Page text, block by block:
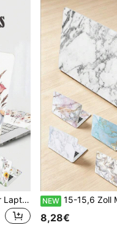
Blumen- und Pflanzenmuster Laptop Aufkleber, wasserfest und kratzfest, individuell gestaltbar für 15-15,6 Zoll Laptops NEW 15-15,6 Zoll Marmor Nordischer Ins Stil Laptop Haut,
8,28€